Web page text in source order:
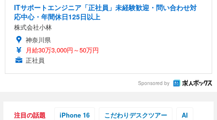
ITサポートエンジニア「正社員」未経験歓迎・問い合わせ対
応中心・年間休日125日以上
株式会社小林
神奈川県
月給30万3,000円～50万円
正社員
Sponsored by
注目の話題 iPhone 16 こだわりデスクツアー AI